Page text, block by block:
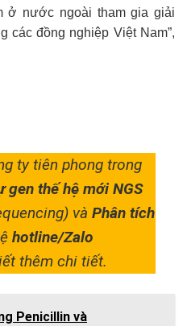
ở nước ngoài tham gia giải
các đồng nghiệp Việt Nam”,
ty tiên phong trong
gen thế hệ mới NGS
và Phân tích
hotline/Zalo
thêm chi tiết.
Penicillin và